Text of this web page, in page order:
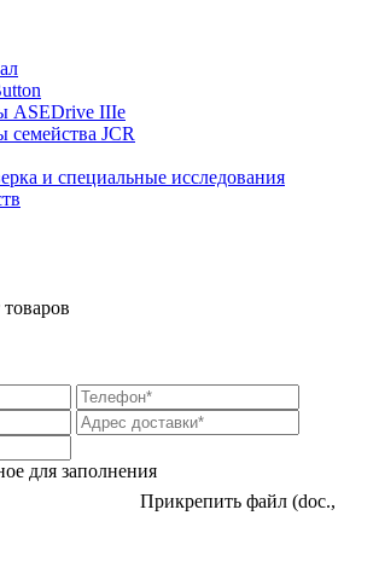
ASEDrive IIIe
семейства JCR
и специальные исследования
для заполнения
Прикрепить файл (doc.,